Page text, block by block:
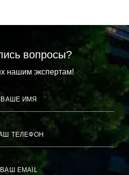
вопросы?
нашим экспертам!
ВАШЕ ИМЯ
ТЕЛЕФОН
ВАШ EMAIL